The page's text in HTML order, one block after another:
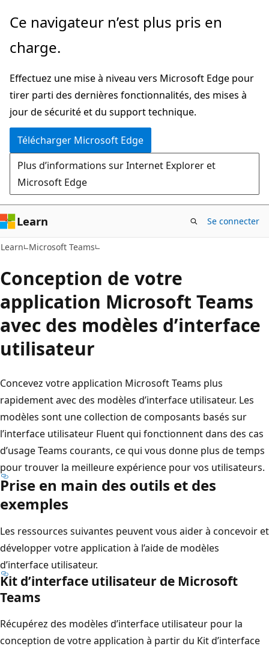
Passer
directement
au
principal
Ce navigateur n’est plus pris en
charge.
Effectuez une mise à niveau vers Microsoft Edge pour
tirer parti des dernières fonctionnalités, des mises à
jour de sécurité et du support technique.
Télécharger Microsoft Edge
Plus d’informations sur Internet Explorer et
Microsoft Edge
Learn Se connecter
Learn Microsoft Teams
Conception de votre
application Microsoft Teams
avec des modèles d’interface
utilisateur
Concevez votre application Microsoft Teams plus
rapidement avec des modèles d’interface utilisateur. Les
modèles sont une collection de composants basés sur
l’interface utilisateur Fluent qui fonctionnent dans des cas
d’usage Teams courants, ce qui vous donne plus de temps
pour trouver la meilleure expérience pour vos utilisateurs.
Prise en main des outils et des
exemples
Les ressources suivantes peuvent vous aider à concevoir et
développer votre application à l’aide de modèles
d’interface utilisateur.
Kit d’interface utilisateur de Microsoft
Teams
Récupérez des modèles d’interface utilisateur pour la
conception de votre application à partir du Kit d’interface